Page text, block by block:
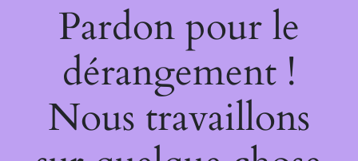
Pardon pour le
dérangement !
Nous travaillons